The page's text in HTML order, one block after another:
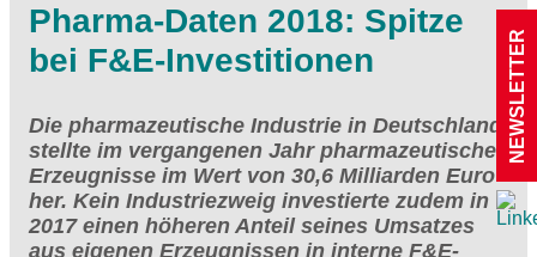
Pharma-Daten 2018: Spitze
bei F&E-Investitionen
Die pharmazeutische Industrie in Deutschland
stellte im vergangenen Jahr pharmazeutische
Erzeugnisse im Wert von 30,6 Milliarden Euro
her. Kein Industriezweig investierte zudem in
2017 einen höheren Anteil seines Umsatzes
aus eigenen Erzeugnissen in interne F&E-
NEWSLETTER